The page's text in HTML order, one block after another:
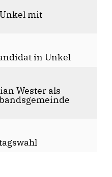
mit
in Unkel
Wester als